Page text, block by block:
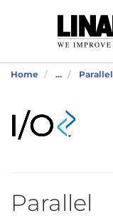
Home ... Parallel
Parallel